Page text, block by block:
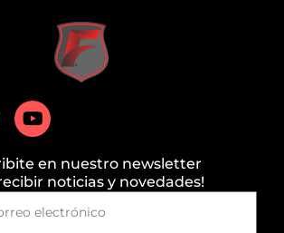
en nuestro newsletter
noticias y novedades!